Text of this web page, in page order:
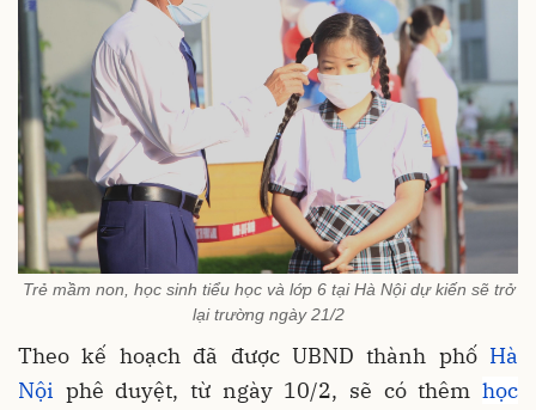
Trẻ mầm non, học sinh tiểu học và lớp 6 tại Hà Nội dự kiến sẽ trở
lại trường ngày 21/2
Theo kế hoạch đã được UBND thành phố Hà
Nội phê duyệt, từ ngày 10/2, sẽ có thêm học